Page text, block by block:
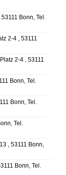
Bonn, Tel.
2-4 , 53111
2-4 , 53111
Bonn, Tel.
Bonn, Tel.
Tel.
, 53111 Bonn,
Bonn, Tel.